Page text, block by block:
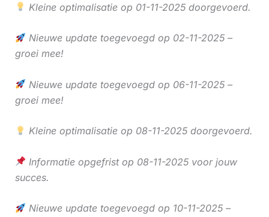
Kleine optimalisatie op 01-11-2025 doorgevoerd.
Nieuwe update toegevoegd op 02-11-2025 –
groei mee!
Nieuwe update toegevoegd op 06-11-2025 –
groei mee!
Kleine optimalisatie op 08-11-2025 doorgevoerd.
Informatie opgefrist op 08-11-2025 voor jouw
succes.
Nieuwe update toegevoegd op 10-11-2025 –